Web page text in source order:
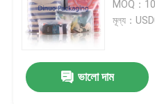
টিস্যু পেপার মোড়ানো
স্ট্রেচ এন্ড ক্রাঙ্ক ফিল্ম
MOQ：
মূল্য：
ভালো দাম